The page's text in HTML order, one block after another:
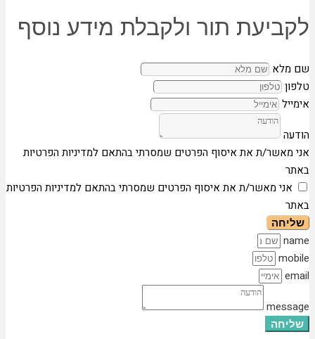
לקביעת תור ולקבלת מידע נוסף
שם מלא
טלפון
אימייל
הודעה
אני מאשר/ת את איסוף הפרטים שמסרתי בהתאם למדיניות הפרטיות
באתר
אני מאשר/ת את איסוף הפרטים שמסרתי בהתאם למדיניות הפרטיות
באתר
שליחה
name
mobile
email
message
שליחה